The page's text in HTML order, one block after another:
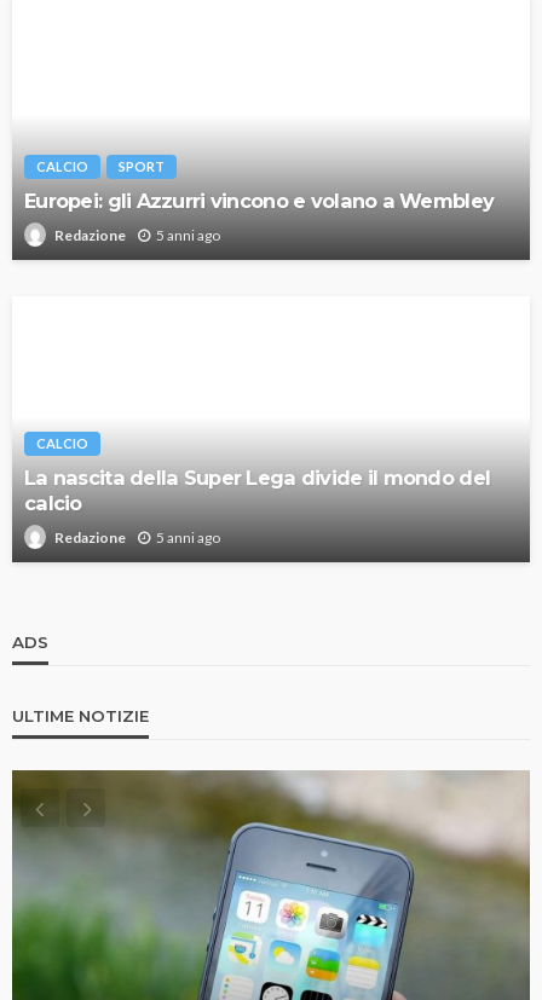
CALCIO SPORT
Europei: gli Azzurri vincono e volano a Wembley
Redazione 5 anni ago
CALCIO
La nascita della Super Lega divide il mondo del
calcio
Redazione 5 anni ago
ADS
ULTIME NOTIZIE